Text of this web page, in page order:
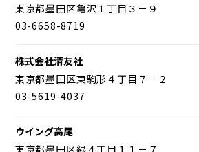
東京都墨田区亀沢１丁目３－９
03-6658-8719
株式会社清友社
東京都墨田区東駒形４丁目７－２
03-5619-4037
ウイング高尾
東京都墨田区緑４丁目１１－７